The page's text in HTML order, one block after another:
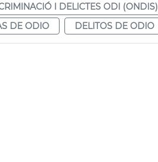
I DELICTES ODI (ONDIS)
DE ODIO
DELITOS DE ODIO